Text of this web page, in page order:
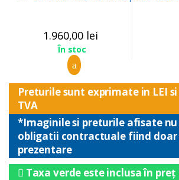
1.960,00 lei
În stoc
Preturile sunt exprimate in LEI
TVA
*Imaginile si preturile afisate
obligatii contractuale fiind
prezentare
Taxa verde este inclusa în preț